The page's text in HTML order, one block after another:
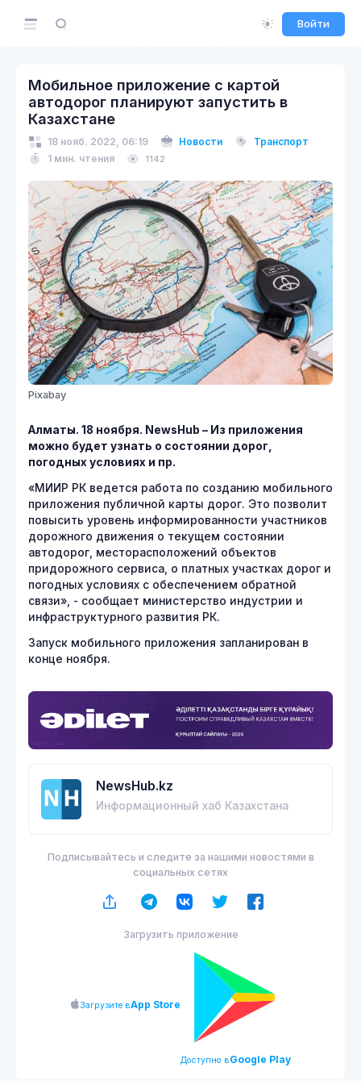
Войти
Мобильное приложение с картой
автодорог планируют запустить в
Казахстане
18 нояб. 2022, 06:19 Новости
Транспорт
1 мин. чтения
1142
Pixabay
Алматы. 18 ноября. NewsHub – Из приложения
можно будет узнать о состоянии дорог,
погодных условиях и пр.
«МИИР РК ведется работа по созданию мобильного
приложения публичной карты дорог. Это позволит
повысить уровень информированности участников
дорожного движения о текущем состоянии
автодорог, месторасположений объектов
придорожного сервиса, о платных участках дорог и
погодных условиях с обеспечением обратной
связи», - сообщает министерство индустрии и
инфраструктурного развития РК.
Запуск мобильного приложения запланирован в
конце ноября.
NewsHub.kz
Информационный хаб Казахстана
Подписывайтесь и следите за нашими новостями в
социальных сетях
Загрузить приложение
Загрузите вApp Store
Доступно вGoogle Play